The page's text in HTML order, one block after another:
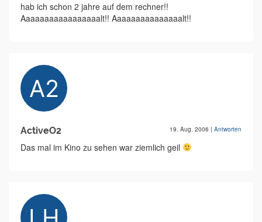
hab ich schon 2 jahre auf dem rechner!!
Aaaaaaaaaaaaaaaaalt!! Aaaaaaaaaaaaaaalt!!
ActiveO2 19. Aug. 2006 | Antworten
Das mal im Kino zu sehen war ziemlich geil